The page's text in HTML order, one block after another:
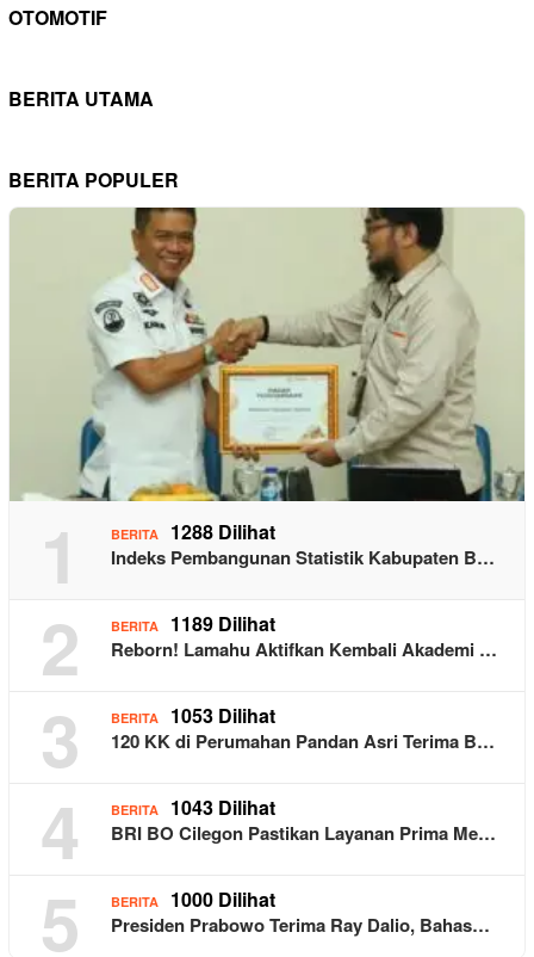
OTOMOTIF
BERITA UTAMA
BERITA POPULER
1 BERITA 1288 Dilihat
Indeks Pembangunan Statistik Kabupaten B…
2 BERITA 1189 Dilihat
Reborn! Lamahu Aktifkan Kembali Akademi …
3 BERITA 1053 Dilihat
120 KK di Perumahan Pandan Asri Terima B…
4 BERITA 1043 Dilihat
BRI BO Cilegon Pastikan Layanan Prima Me…
5 BERITA 1000 Dilihat
Presiden Prabowo Terima Ray Dalio, Bahas…